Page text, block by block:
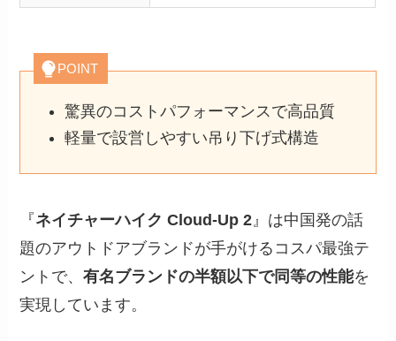
POINT
驚異のコストパフォーマンスで高品質
軽量で設営しやすい吊り下げ式構造
『ネイチャーハイク Cloud-Up 2 』は中国発の話
題のアウトドアブランドが手がけるコスパ最強テ
ントで、有名ブランドの半額以下で同等の性能を
実現しています。